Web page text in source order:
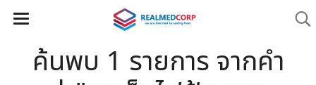
ค้นพบ 1 รายการ จากคำ